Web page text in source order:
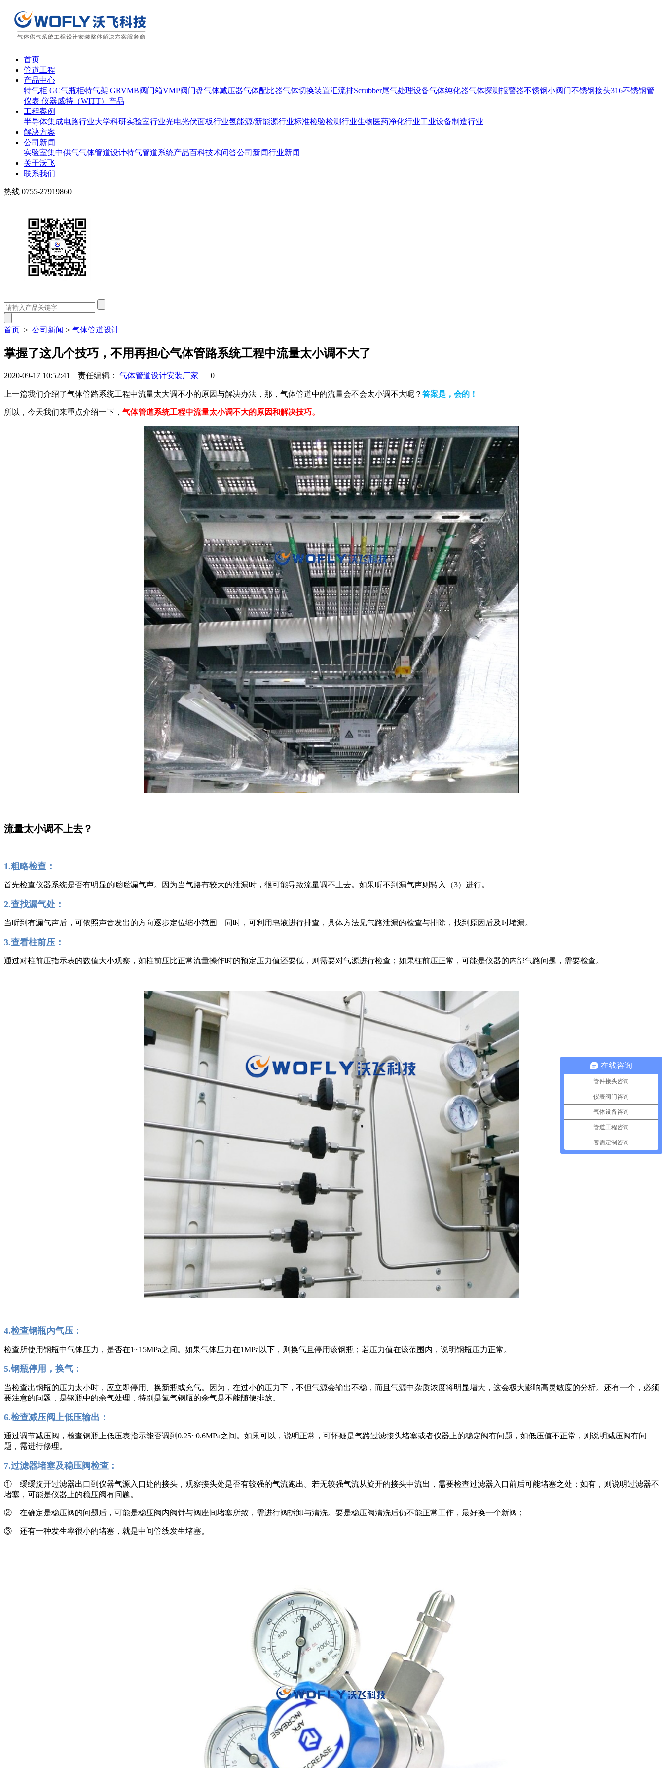
首页
管道工程
产品中心
特气柜 GC气瓶柜特气架 GRVMB阀门箱VMP阀门盘气体减压器气体配比器气体切换装置汇流排Scrubber尾气处理设备气体纯化器气体探测报警器不锈钢小阀门不锈钢接头316不锈钢管
仪表 仪器威特（WITT）产品
工程案例
半导体集成电路行业大学科研实验室行业光电光伏面板行业氢能源/新能源行业标准检验检测行业生物医药净化行业工业设备制造行业
解决方案
公司新闻
实验室集中供气气体管道设计特气管道系统产品百科技术问答公司新闻行业新闻
关于沃飞
联系我们
热线 0755-27919860
首页 > 公司新闻 > 气体管道设计
掌握了这几个技巧，不用再担心气体管路系统工程中流量太小调不大了
2020-09-17 10:52:41 责任编辑： 气体管道设计安装厂家 0
上一篇我们介绍了气体管路系统工程中流量太大调不小的原因与解决办法，那，气体管道中的流量会不会太小调不大呢？ 答案是，会的！
所以，今天我们来重点介绍一下， 气体管道系统工程中流量太小调不大的原因和解决技巧。
流量太小调不上去？
1.粗略检查：
首先检查仪器系统是否有明显的咝咝漏气声。因为当气路有较大的泄漏时，很可能导致流量调不上去。如果听不到漏气声则转入（3）进行。
2.查找漏气处：
当听到有漏气声后，可依照声音发出的方向逐步定位缩小范围，同时，可利用皂液进行排查，具体方法见气路泄漏的检查与排除，找到原因后及时堵漏。
3.查看柱前压：
通过对柱前压指示表的数值大小观察，如柱前压比正常流量操作时的预定压力值还要低，则需要对气源进行检查；如果柱前压正常，可能是仪器的内部气路问题，需要检查。
4.检查钢瓶内气压：
检查所使用钢瓶中气体压力，是否在1~15MPa之间。如果气体压力在1MPa以下，则换气且停用该钢瓶；若压力值在该范围内，说明钢瓶压力正常。
5.钢瓶停用，换气：
当检查出钢瓶的压力太小时，应立即停用、换新瓶或充气。因为，在过小的压力下，不但气源会输出不稳，而且气源中杂质浓度将明显增大，这会极大影响高灵敏度的分析。还有一个，必须
要注意的问题，是钢瓶中的余气处理，特别是氢气钢瓶的余气是不能随便排放。
6.检查减压阀上低压输出：
通过调节减压阀，检查钢瓶上低压表指示能否调到0.25~0.6MPa之间。如果可以，说明正常，可怀疑是气路过滤接头堵塞或者仪器上的稳定阀有问题，如低压值不正常，则说明减压阀有问
题，需进行修理。
7.过滤器堵塞及稳压阀检查：
① 缓缓旋开过滤器出口到仪器气源入口处的接头，观察接头处是否有较强的气流跑出。若无较强气流从旋开的接头中流出，需要检查过滤器入口前后可能堵塞之处；如有，则说明过滤器不
堵塞，可能是仪器上的稳压阀有问题。
② 在确定是稳压阀的问题后，可能是稳压阀内阀针与阀座间堵塞所致，需进行阀拆卸与清洗。要是稳压阀清洗后仍不能正常工作，最好换一个新阀；
③ 还有一种发生率很小的堵塞，就是中间管线发生堵塞。
在线咨询
管件接头咨询
仪表阀门咨询
气体设备咨询
管道工程咨询
客需定制咨询